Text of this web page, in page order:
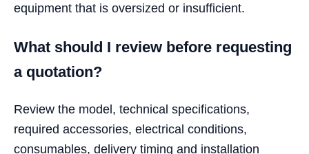
equipment that is oversized or insufficient.
What should I review before requesting
a quotation?
Review the model, technical specifications,
required accessories, electrical conditions,
consumables, delivery timing and installation